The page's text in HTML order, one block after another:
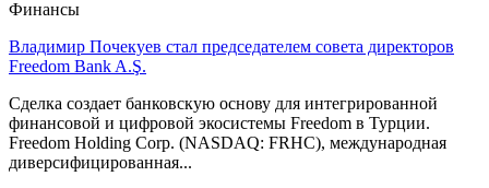
Финансы
Владимир Почекуев стал председателем совета директоров
Freedom Bank A.Ş.
Сделка создает банковскую основу для интегрированной
финансовой и цифровой экосистемы Freedom в Турции.
Freedom Holding Corp. (NASDAQ: FRHC), международная
диверсифицированная...